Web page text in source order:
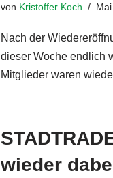
von Kristoffer Koch
Nach der
dieser Woche endlich
Mitglieder waren
wieder